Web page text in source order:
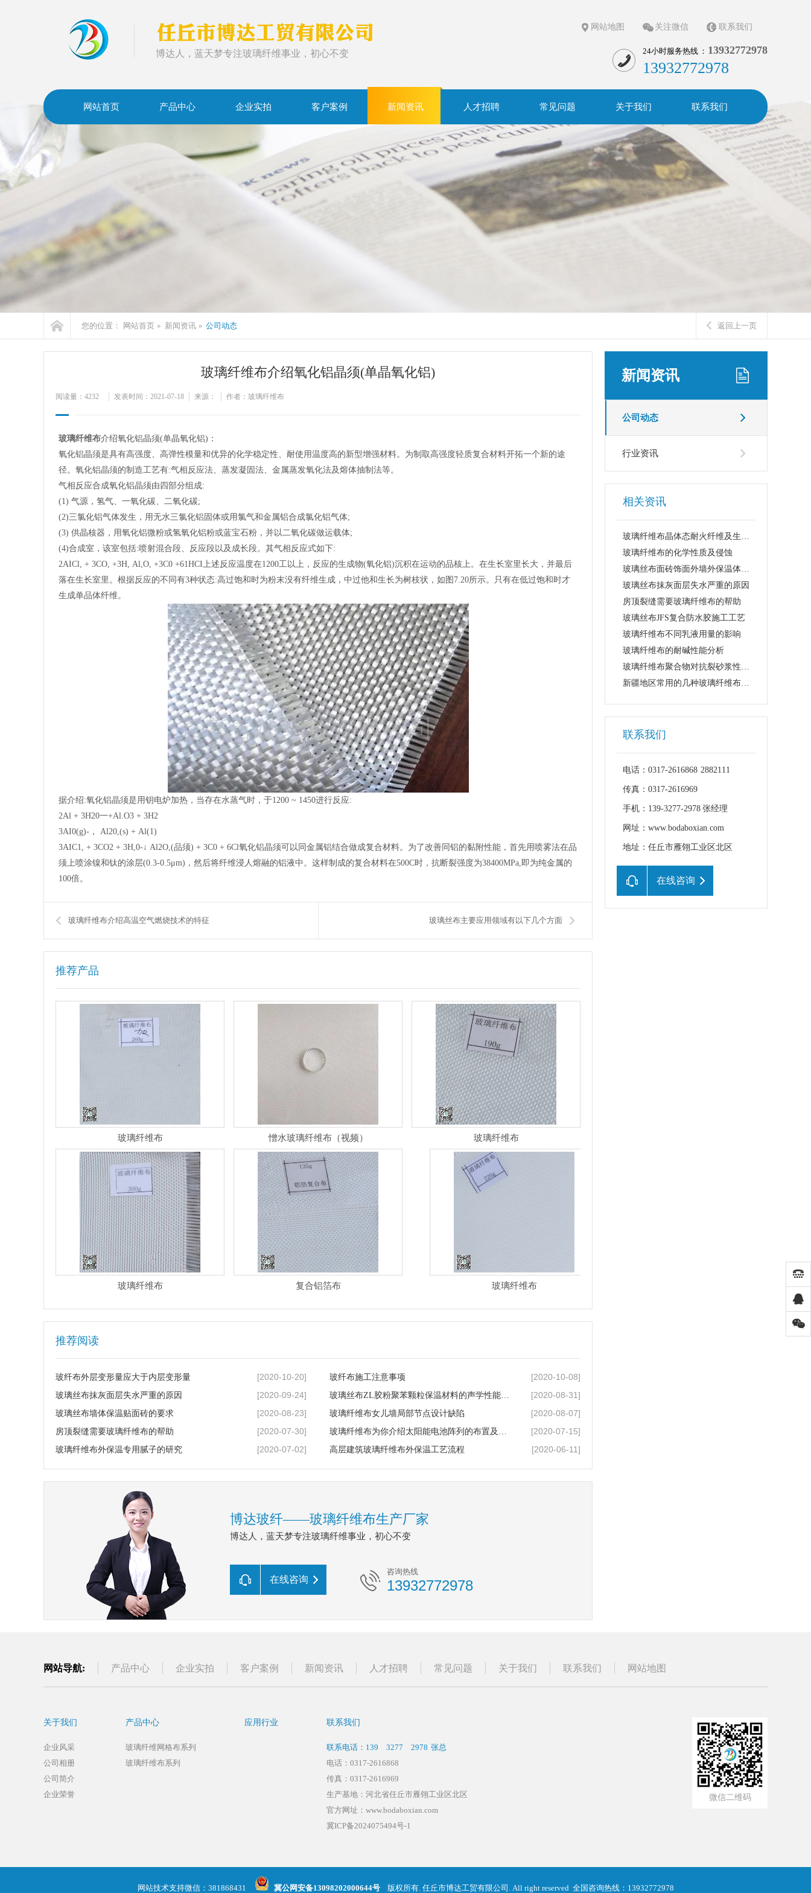
博达人，蓝天梦专注玻璃纤维事业，初心不变
网站地图 关注微信 联系我们
24小时服务热线 ： 13932772978
13932772978
网站首页 产品中心 企业实拍 客户案例 新闻资讯 人才招聘 常见问题 关于我们 联系我们
您的位置： 网站首页 » 新闻资讯 » 公司动态 返回上一页
新闻资讯
公司动态
行业资讯
相关资讯
玻璃纤维布晶体态耐火纤维及生产工艺
玻璃纤维布的化学性质及侵蚀
玻璃丝布面砖饰面外墙外保温体系设计存在的...
玻璃丝布抹灰面层失水严重的原因
房顶裂缝需要玻璃纤维布的帮助
玻璃丝布JFS复合防水胶施工工艺
玻璃纤维布不同乳液用量的影响
玻璃纤维布的耐碱性能分析
玻璃纤维布聚合物对抗裂砂浆性能的影响
新疆地区常用的几种玻璃纤维布外保温体系
联系我们
电话：0317-2616868 2882111
传真：0317-2616969
手机：139-3277-2978 张经理
网址：www.bodaboxian.com
地址：任丘市雁翎工业区北区
在线咨询
玻璃纤维布介绍氧化铝晶须(单晶氧化铝)
阅读量： 4232 发表时间：2021-07-18 来源： 作者：玻璃纤维布
玻璃纤维布介绍氧化铝晶须(单晶氧化铝)：
氧化铝晶须是具有高强度、高弹性模量和优异的化学稳定性、耐使用温度高的新型增强材料。为制取高强度轻质复合材料开拓一个新的途
径。氧化铝晶须的制造工艺有:气相反应法、蒸发凝固法、金属蒸发氧化法及熔体抽制法等。
气相反应合成氧化铝晶须由四部分组成:
(1) 气源，氢气、一氧化碳、二氧化碳;
(2)三氯化铝气体发生，用无水三氯化铝固体或用氯气和金属铝合成氯化铝气体;
(3) 供晶核器，用氧化铝微粉或氢氧化铝粉或蓝宝石粉，并以二氧化碳做运载体;
(4)合成室，该室包括:喷射混合段、反应段以及成长段。其气相反应式如下:
2AICl, + 3CO, +3H, Al,O, +3C0 +61HCI上述反应温度在1200工以上，反应的生成物(氧化铝)沉积在运动的品核上。在生长室里长大，并最后
落在生长室里。根据反应的不同有3种状态:高过饱和时为粉末没有纤维生成，中过他和生长为树枝状，如图7.20所示。只有在低过饱和时才
生成单品体纤维。
据介绍:氧化铝晶须是用钥电炉加热，当存在水蒸气时，于1200 ~ 1450进行反应:
2Al + 3H20一+Al.O3 + 3H2
3AI0(g)-， Al20,(s) + Al(1)
3AIC1, + 3CO2 + 3H,0-↓ Al2O,(品须) + 3C0 + 6Cl氧化铝晶须可以同金属铝结合做成复合材料。为了改善同铝的黏附性能，首先用喷雾法在品
须上喷涂镍和钛的涂层(0.3-0.5μm)，然后将纤维浸人熔融的铝液中。这样制成的复合材料在500C时，抗断裂强度为38400MPa,即为纯金属的
100倍。
玻璃纤维布介绍高温空气燃烧技术的特征 玻璃丝布主要应用领域有以下几个方面
推荐产品
玻璃纤维布 憎水玻璃纤维布（视频） 玻璃纤维布
玻璃纤维布
玻璃纤维布 复合铝箔布
推荐阅读
玻纤布外层变形量应大于内层变形量 [2020-10-20] 玻纤布施工注意事项 [2020-10-08]
玻璃丝布抹灰面层失水严重的原因 [2020-09-24] 玻璃丝布ZL胶粉聚苯颗粒保温材料的声学性能及应用 [2020-08-31]
玻璃丝布墙体保温贴面砖的要求 [2020-08-23] 玻璃纤维布女儿墙局部节点设计缺陷 [2020-08-07]
房顶裂缝需要玻璃纤维布的帮助 [2020-07-30] 玻璃纤维布为你介绍太阳能电池阵列的布置及间距设计 [2020-07-15]
玻璃纤维布外保温专用腻子的研究 [2020-07-02] 高层建筑玻璃纤维布外保温工艺流程 [2020-06-11]
博达玻纤——玻璃纤维布生产厂家
博达人，蓝天梦专注玻璃纤维事业，初心不变
在线咨询
咨询热线
13932772978
网站导航: 产品中心 企业实拍 客户案例 新闻资讯 人才招聘 常见问题 关于我们 联系我们 网站地图
关于我们
企业风采
公司相册
公司简介
企业荣誉
产品中心
玻璃纤维网格布系列
玻璃纤维布系列
应用行业 联系我们
联系电话：139 3277 2978 张总
电话：0317-2616868
传真：0317-2616969
生产基地：河北省任丘市雁翎工业区北区
官方网址：www.bodaboxian.com
冀ICP备2024075494号-1
微信二维码
网站技术支持微信：381868431 冀公网安备13098202000644号 版权所有. 任丘市博达工贸有限公司. All right reserved 全国咨询热线：13932772978